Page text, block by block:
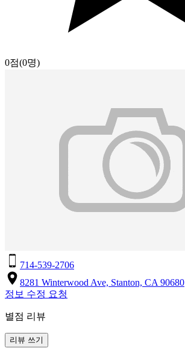
0점(0명)
714-539-2706
8281 Winterwood Ave, Stanton, CA 90680
정보 수정 요청
별점 리뷰
리뷰 쓰기